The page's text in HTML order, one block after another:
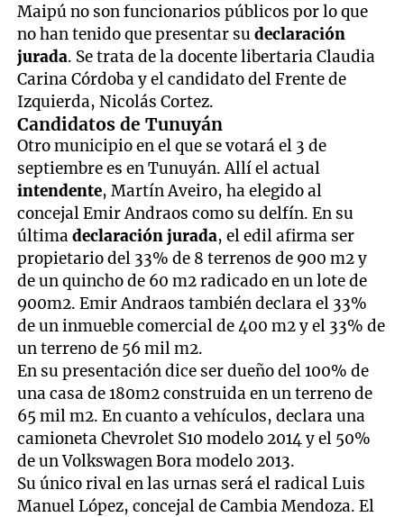
Maipú no son funcionarios públicos por lo que
no han tenido que presentar sudeclaración
jurada. Se trata de la docente libertaria Claudia
Carina Córdoba y el candidato del Frente de
Izquierda, Nicolás Cortez.
Candidatos de Tunuyán
Otro municipio en el que se votará el 3 de
septiembre es en Tunuyán. Allí el actual
intendente, Martín Aveiro, ha elegido al
concejal Emir Andraos como su delfín. En su
últimadeclaración jurada, el edil afirma ser
propietario del 33% de 8 terrenos de 900 m2 y
de un quincho de 60 m2 radicado en un lote de
900m2. Emir Andraos también declara el 33%
de un inmueble comercial de 400 m2 y el 33% de
un terreno de 56 mil m2.
En su presentación dice ser dueño del 100% de
una casa de 180m2 construida en un terreno de
65 mil m2. En cuanto a vehículos, declara una
camioneta Chevrolet S10 modelo 2014 y el 50%
de un Volkswagen Bora modelo 2013.
Su único rival en las urnas será el radical Luis
Manuel López, concejal de Cambia Mendoza. El